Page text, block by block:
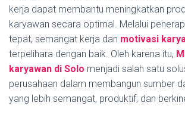
kerja dapat membantu meningkatkan
karyawan secara optimal. Melalui
tepat, semangat kerja dan motivasi
terpelihara dengan baik. Oleh karena itu,
karyawan di Solo menjadi salah satu
perusahaan dalam membangun sumber
yang lebih semangat, produktif, dan